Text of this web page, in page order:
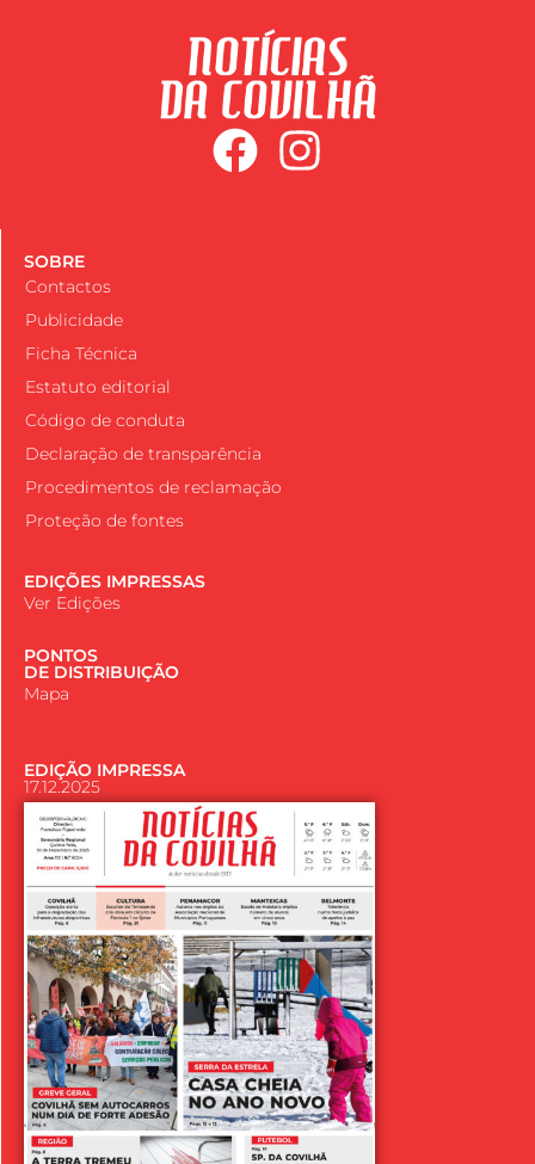
SOBRE
Contactos
Publicidade
Ficha Técnica
Estatuto editorial
Código de conduta
Declaração de transparência
Procedimentos de reclamação
Proteção de fontes
EDIÇÕES IMPRESSAS
Ver Edições
PONTOS
DE DISTRIBUIÇÃO
Mapa
EDIÇÃO IMPRESSA
17.12.2025